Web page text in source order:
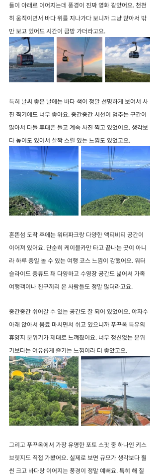
들이 아래로 이어지는데 풍경이 진짜 영화 같았어요. 천천
히 움직이면서 바다 위를 지나가다 보니까 그냥 앉아서 밖
만 보고 있어도 시간이 금방 가더라고요.
특히 날씨 좋은 날에는 바다 색이 정말 선명하게 보여서 사
진 찍기에도 너무 좋아요. 중간중간 시선이 멈추는 구간이
많아서 다들 휴대폰 들고 계속 사진 찍고 있었어요. 생각보
다 높이도 있어서 살짝 스릴 있는 느낌도 있었고요.
혼똔섬 도착 후에는 워터파크랑 다양한 액티비티 공간이
이어져 있어요. 단순히 케이블카만 타고 끝나는 곳이 아니
라 하루 종일 놀 수 있는 여행 코스 느낌이 강했어요. 워터
슬라이드 종류도 꽤 다양하고 수영장 공간도 넓어서 가족
여행객이나 친구끼리 온 사람들도 정말 많더라고요.
중간중간 쉬어갈 수 있는 공간도 잘 되어 있었어요. 야자수
아래 앉아서 음료 마시면서 쉬고 있으니까 푸꾸옥 특유의
휴양지 분위기가 제대로 느껴졌어요. 너무 정신없는 분위
기보다는 여유롭게 즐기는 느낌이라 더 좋았고요.
그리고 푸꾸옥에서 가장 유명한 포토 스팟 중 하나인 키스
브릿지도 직접 가봤어요. 실제로 보면 규모가 생각보다 훨
씬 크고 바다랑 이어지는 풍경이 정말 예뻐요. 특히 해 질